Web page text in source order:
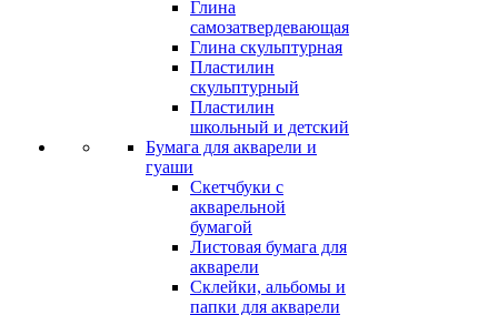
Глина
самозатвердевающая
Глина скульптурная
Пластилин
скульптурный
Пластилин
школьный и детский
Бумага для акварели и
гуаши
Скетчбуки с
акварельной
бумагой
Листовая бумага для
акварели
Склейки, альбомы и
папки для акварели